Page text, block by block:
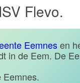
Flevo.
Eemnesen
in de Eem. De
Eemnes.